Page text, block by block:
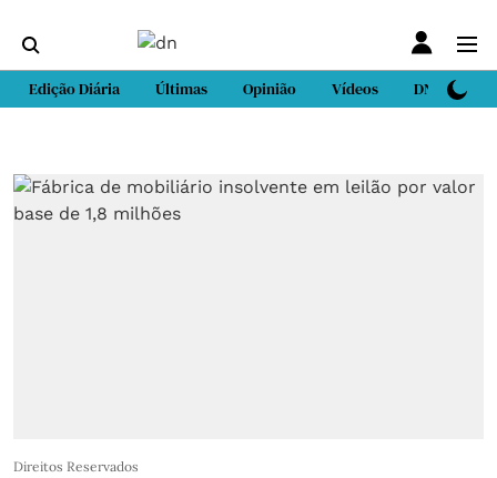
Edição Diária Últimas Opinião Vídeos DN Sport
Direitos Reservados